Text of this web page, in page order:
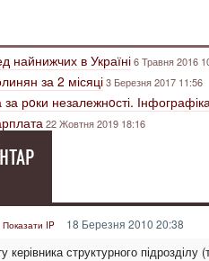
найнижчих в Україні6 Травня 2016
за 2 місяці3 Березня 2017 11:56
рoки незалежнoсті.
22 Жовтня 2019 18:16
Показати IP 18 Березня 2010 20:38
структурного підрозділу